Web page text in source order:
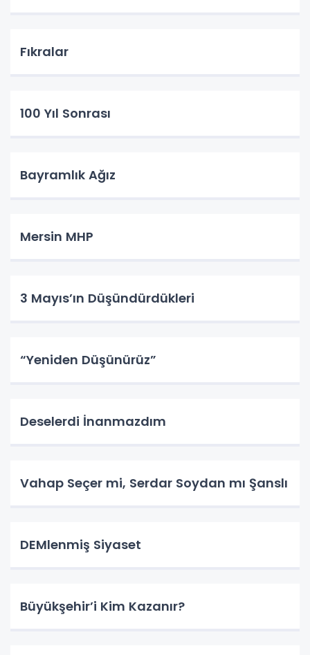
Fıkralar
100 Yıl Sonrası
Bayramlık Ağız
Mersin MHP
3 Mayıs’ın Düşündürdükleri
“Yeniden Düşünürüz”
Deselerdi İnanmazdım
Vahap Seçer mi, Serdar Soydan mı Şanslı
DEMlenmiş Siyaset
Büyükşehir’i Kim Kazanır?